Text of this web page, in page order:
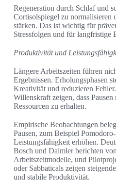
Regeneration durch Schlaf und
Cortisolspiegel zu normalisieren
stärken. Das ist wichtig für
Stressfolgen und für langfristige
Produktivität und
Längere Arbeitszeiten führen
Ergebnissen. Erholungsphasen
Kreativität und reduzieren
Willenskraft zeigen, dass
Ressourcen zu erhalten.
Empirische Beobachtungen
Pausen, zum Beispiel
Leistungsfähigkeit erhöhen.
Bosch und Daimler berichten
Arbeitszeitmodelle, und
oder Sabbaticals zeigen
und stabile Produktivität.